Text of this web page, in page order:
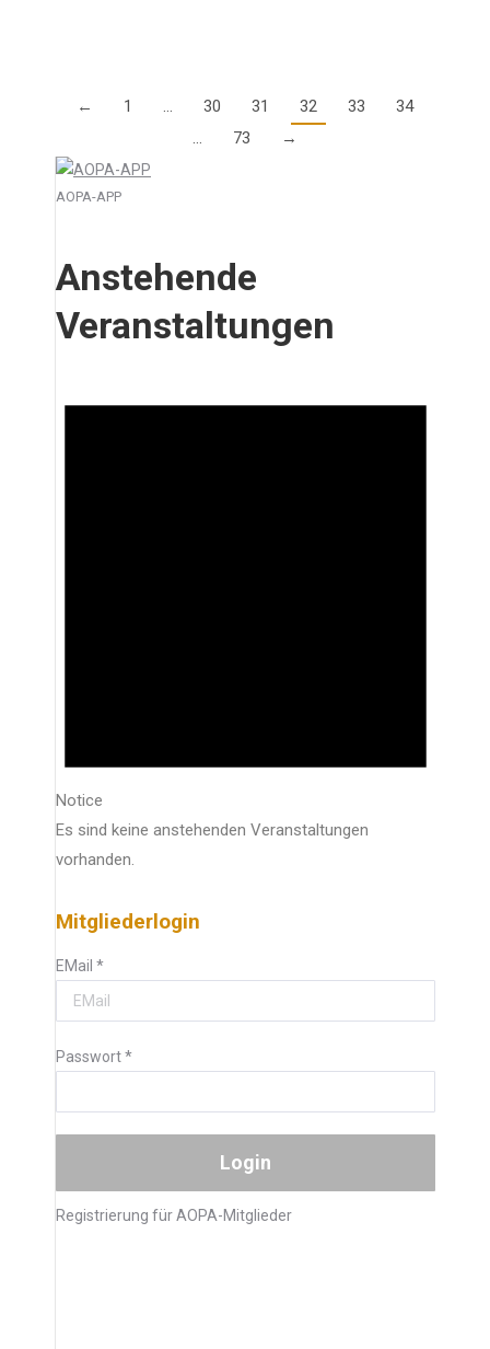
← 1 … 30 31 32 33
34
…
73 →
AOPA-APP
Anstehende
Veranstaltungen
Notice
Es sind keine anstehenden Veranstaltungen
vorhanden.
Mitgliederlogin
EMail *
Passwort*
Registrierung für AOPA-Mitglieder